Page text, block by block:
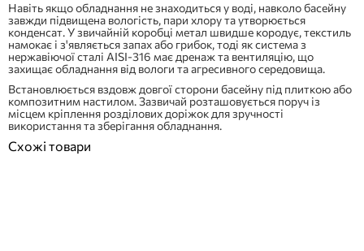
Навіть якщо обладнання не знаходиться у воді, навколо басейну
завжди підвищена вологість, пари хлору та утворюється
конденсат. У звичайній коробці метал швидше кородує, текстиль
намокає і з'являється запах або грибок, тоді як система з
нержавіючої сталі AISI-316 має дренаж та вентиляцію, що
захищає обладнання від вологи та агресивного середовища.
Встановлюється вздовж довгої сторони басейну під плиткою або
композитним настилом. Зазвичай розташовується поруч із
місцем кріплення розділових доріжок для зручності
використання та зберігання обладнання.
Схожі товари